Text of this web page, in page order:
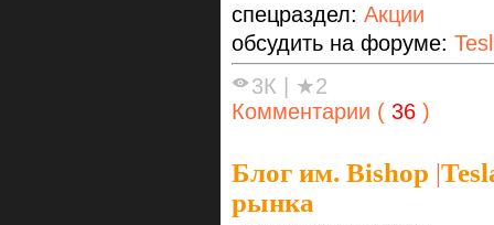
спецраздел: Акции
обсудить на форуме:
3К
★2
Комментарии ( 36 )
Блог им. Bishop |
рынка